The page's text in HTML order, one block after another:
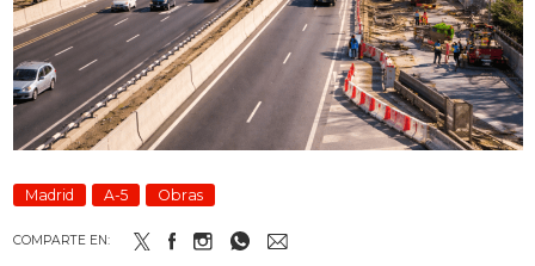
Madrid A-5 Obras
COMPARTE EN: